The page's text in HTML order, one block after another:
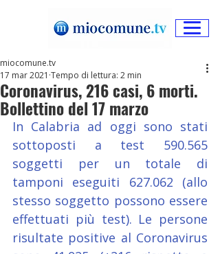
Coronavirus, 216 casi, 6 morti.
Bollettino del 17 marzo
miocomune.tv
17 mar 2021 Tempo di lettura: 2 min
In Calabria ad oggi sono stati
sottoposti a test 590.565
soggetti per un totale di
tamponi eseguiti 627.062 (allo
stesso soggetto possono essere
effettuati più test). Le persone
risultate positive al Coronavirus